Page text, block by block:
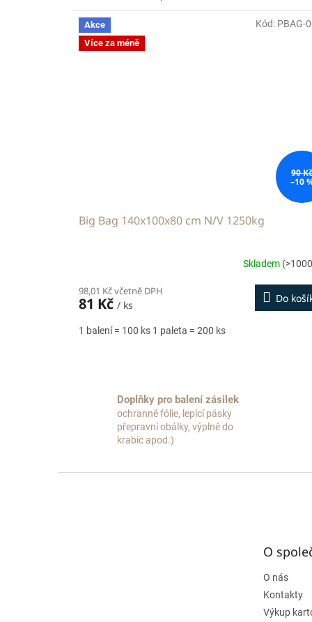
Akce
Více za méně
90
–10
Big Bag 140x100x80 cm N/V 1250kg
Skladem
98,01 Kč včetně DPH
81 Kč / ks
Do
1 balení = 100 ks 1 paleta = 200 ks
Kód: PBAG-
Doplňky pro balení zásilek
ochranné fólie, lepící pásky
přepravní obálky, výplně do
krabic apod.)
O
O nás
Kontakty
Výkup